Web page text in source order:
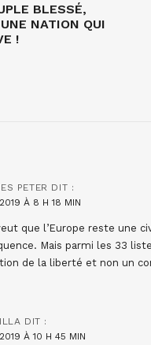
BLESSÉ,
NATION QUI
!
PETER DIT :
À 8 H 18 MIN
que l’Europe reste une
Mais parmi les 33
de la liberté et non un
DIT :
À 10 H 45 MIN